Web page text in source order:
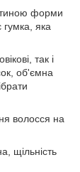
форми
гумка, яка
так і
об'ємна
волосся на
щільність